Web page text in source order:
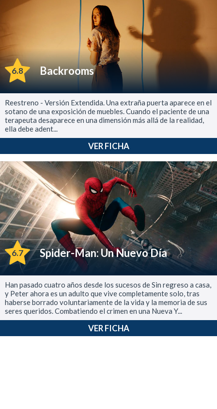
6.8 Backrooms
Reestreno - Versión Extendida. Una extraña puerta aparece en el
sotano de una exposición de muebles. Cuando el paciente de una
terapeuta desaparece en una dimensión más allá de la realidad,
ella debe adent...
VER FICHA
6.7 Spider-Man: Un Nuevo Día
Han pasado cuatro años desde los sucesos de Sin regreso a casa,
y Peter ahora es un adulto que vive completamente solo, tras
haberse borrado voluntariamente de la vida y la memoria de sus
seres queridos. Combatiendo el crimen en una Nueva Y...
VER FICHA